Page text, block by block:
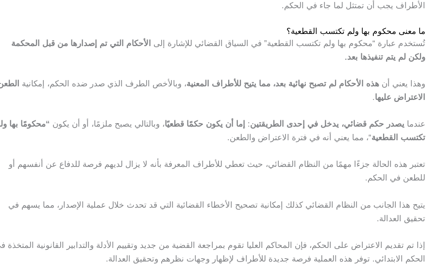
الأطراف يجب أن تمتثل لما جاء في الحكم.
ما معنى محكوم بها ولم تكتسب القطعية؟
تُستخدم عبارة “محكوم بها ولم تكتسب القطعية” في السياق القضائي للإشارة إلى
الأحكام التي تم إصدارها من قبل المحكمة
ولكن لم يتم تنفيذها بعد.
وهذا يعني أن هذه الأحكام لم تصبح نهائية بعد، مما يتيح للأطراف المعنية، وبالأخص الطرف الذي صدر ضده الحكم، إمكانية
الاعتراض عليها.
عندما يصدر حكم قضائي، يدخل في إحدى الطريقتين: إما أن يكون حكمًا قطعيًا، وبالتالي يصبح ملزمًا، أو أن يكون “محكومًا بها
تكتسب القطعية“، مما يعني أنه في فترة الاعتراض والطعن.
تعتبر هذه الحالة جزءًا مهمًا من النظام القضائي، حيث تعطي للأطراف المعرفة بأنه لا يزال لديهم فرصة للدفاع عن أنفسهم أو
للطعن في الحكم.
يتيح هذا الجانب من النظام القضائي كذلك إمكانية تصحيح الأخطاء القضائية التي قد تحدث خلال عملية الإصدار، مما يسهم في
تحقيق العدالة.
إذا تم تقديم الاعتراض على الحكم، فإن المحاكم العليا تقوم بمراجعة القضية من جديد وتقييم الأدلة والتدابير القانونية المتخذة
الحكم الابتدائي. توفر هذه العملية فرصة جديدة للأطراف لإظهار وجهات نظرهم وتحقيق العدالة.